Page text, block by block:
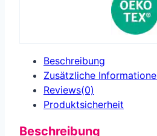
Beschreibung
Zusätzliche
Reviews(0)
Produkt­sicherheit
Beschreibung